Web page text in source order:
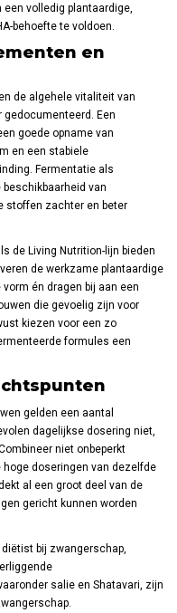
een volledig plantaardige,
behoefte te voldoen.
en
de algehele vitaliteit van
Een
goede opname van
en een stabiele
Fermentatie als
van
stoffen zachter en beter
de Living Nutrition-lijn bieden
de werkzame plantaardige
én dragen bij aan een
die gevoelig zijn voor
kiezen voor een zo
formules een
gelden een aantal
dagelijkse dosering niet,
niet onbeperkt
doseringen van dezelfde
al een groot deel van de
gericht kunnen worden
bij zwangerschap,
salie en Shatavari, zijn